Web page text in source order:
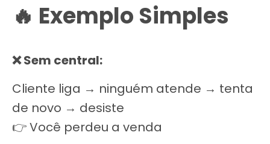
🔥 Exemplo Simples
❌ Sem central:
Cliente liga → ninguém atende → tenta
de novo → desiste
👉 Você perdeu a venda